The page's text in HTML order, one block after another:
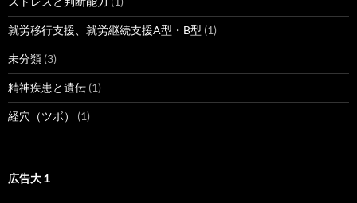
就労移行支援、就労継続支援A型・B型 (1)
未分類 (3)
精神疾患と遺伝 (1)
経穴（ツボ） (1)
広告大１